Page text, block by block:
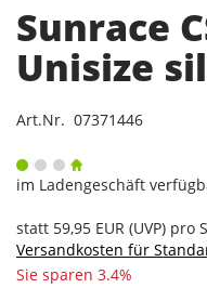
Sunrace
Unisize
Art.Nr. 07371446
im Ladengeschäft
statt 59,95 EUR (UVP) pro
Versandkosten für
Sie sparen 3.4%